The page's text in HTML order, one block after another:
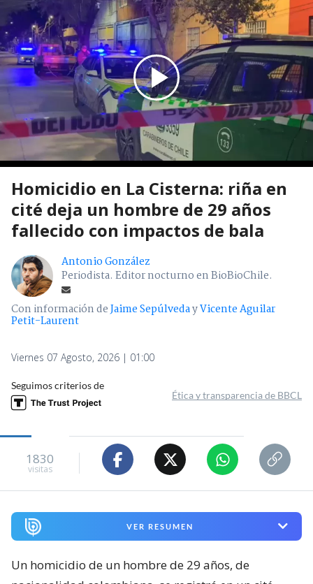
Homicidio en La Cisterna: riña en
cité deja un hombre de 29 años
fallecido con impactos de bala
Antonio González
Periodista. Editor nocturno en BioBioChile.
Con información deJaime SepúlvedayVicente Aguilar
Petit-Laurent
Viernes 07 Agosto, 2026 | 01:00
Seguimos criterios de
Ética y transparencia de BBCL
1830
visitas
VER RESUMEN
Un homicidio de un hombre de 29 años, de